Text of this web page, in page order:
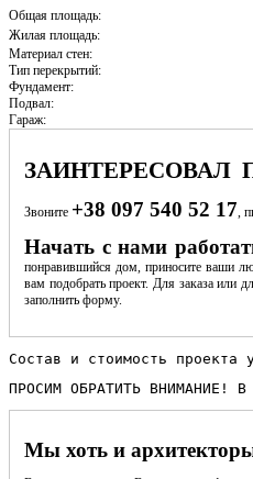
Общая площадь:
Жилая площадь:
Материал стен:
Тип перекрытий:
Фундамент:
Подвал:
Гараж:
ЗАИНТЕРЕСОВАЛ
Звоните +38 097 540 52 17 ,
Начать с нами
понравившийся дом, приносите ваши
вам подобрать проект. Для заказа или
заполнить форму.
Состав и стоимость
ПРОСИМ ОБРАТИТЬ ВНИМАНИЕ!
Мы хоть и